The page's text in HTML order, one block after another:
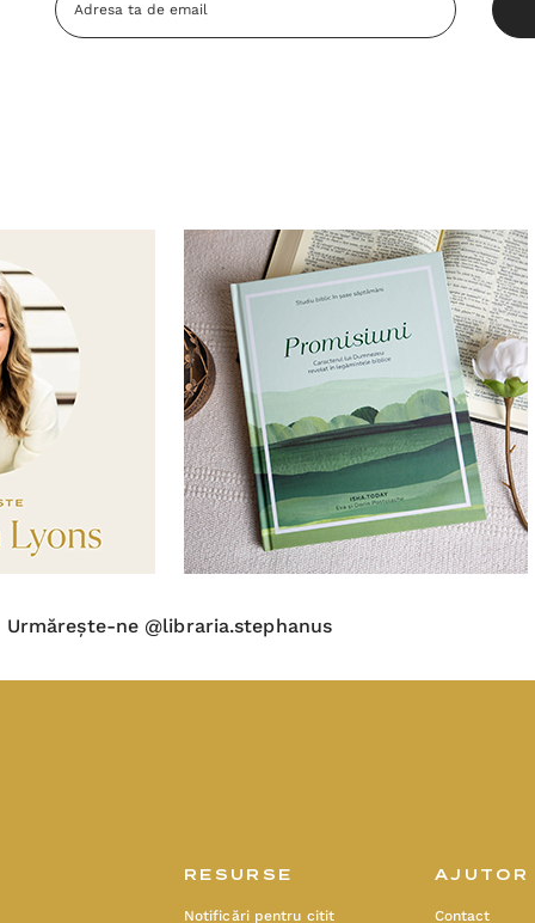
Email
Urmărește-ne @libraria.stephanus
RESURSE
Notificări pentru citit
AJUTOR
Contact